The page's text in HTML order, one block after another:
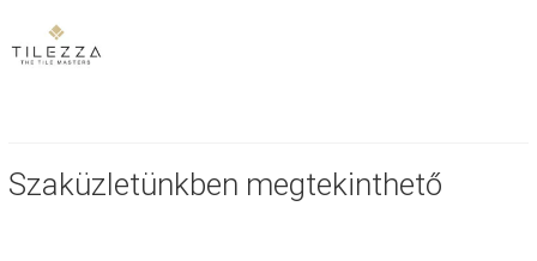
Szaküzletünkben megtekinthető